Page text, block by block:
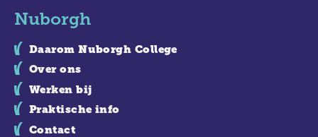
Nuborgh
Daarom Nuborgh College
Over ons
Werken bij
Praktische info
Contact